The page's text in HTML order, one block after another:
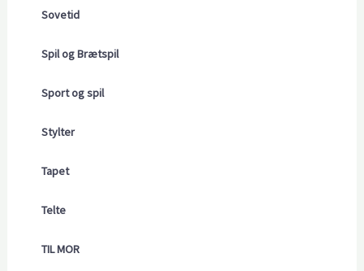
Sovetid
Spil og Brætspil
Sport og spil
Stylter
Tapet
Telte
TIL MOR